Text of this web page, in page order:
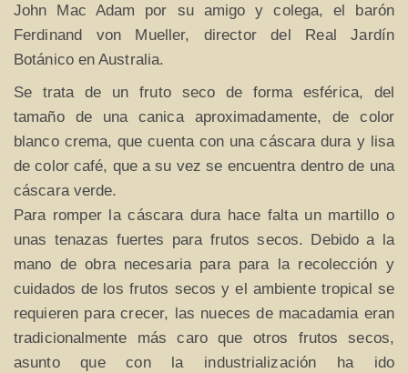
John Mac Adam por su amigo y colega, el barón
Ferdinand von Mueller, director del Real Jardín
Botánico en Australia.
Se trata de un fruto seco de forma esférica, del
tamaño de una canica aproximadamente, de color
blanco crema, que cuenta con una cáscara dura y lisa
de color café, que a su vez se encuentra dentro de una
cáscara verde.
Para romper la cáscara dura hace falta un martillo o
unas tenazas fuertes para frutos secos. Debido a la
mano de obra necesaria para para la recolección y
cuidados de los frutos secos y el ambiente tropical se
requieren para crecer, las nueces de macadamia eran
tradicionalmente más caro que otros frutos secos,
asunto que con la industrialización ha ido